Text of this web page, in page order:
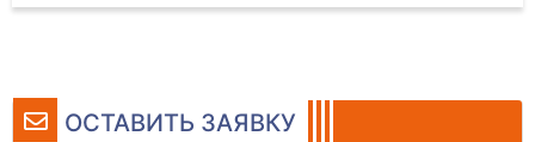
ОСТАВИТЬ ЗАЯВКУ